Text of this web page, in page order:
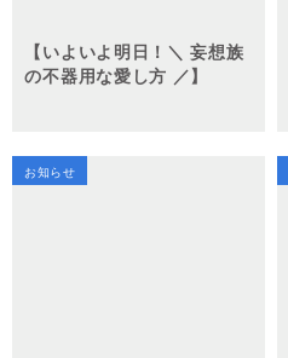
【いよいよ明日！＼ 妄想族
の不器用な愛し方 ／】
お知らせ